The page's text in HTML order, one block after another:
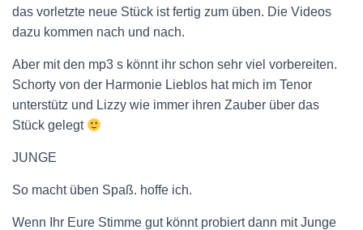
das vorletzte neue Stück ist fertig zum üben. Die Videos
dazu kommen nach und nach.
Aber mit den mp3 s könnt ihr schon sehr viel vorbereiten.
Schorty von der Harmonie Lieblos hat mich im Tenor
unterstütz und Lizzy wie immer ihren Zauber über das
Stück gelegt
JUNGE
So macht üben Spaß. hoffe ich.
Wenn Ihr Eure Stimme gut könnt probiert dann mit Junge